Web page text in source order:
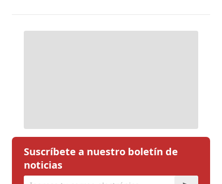
Suscríbete a nuestro boletín de
noticias